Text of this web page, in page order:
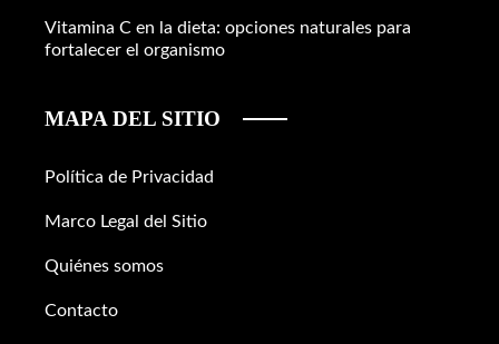
Vitamina C en la dieta: opciones naturales para
fortalecer el organismo
MAPA DEL SITIO
Política de Privacidad
Marco Legal del Sitio
Quiénes somos
Contacto